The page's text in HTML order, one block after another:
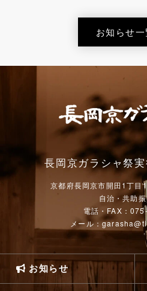
お知らせ一
長岡京ガラシャ祭
京都府長岡京市開田1丁目
自治・共助
電話・FAX：
メール：
お知らせ